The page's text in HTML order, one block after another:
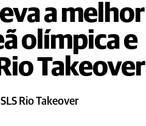
a melhor
olímpica e
Takeover
Rio Takeover